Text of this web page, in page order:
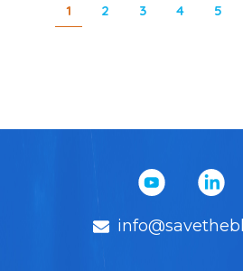
Page
1 Page
2 Page
3 Page
4 Page
5